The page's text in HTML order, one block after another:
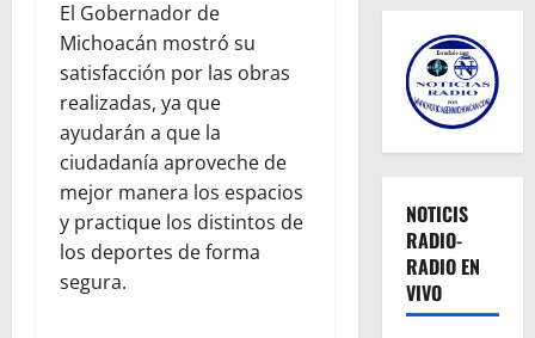
El Gobernador de
Michoacán mostró su
satisfacción por las obras
realizadas, ya que
ayudarán a que la
ciudadanía aproveche de
mejor manera los espacios
y practique los distintos de
los deportes de forma
segura.
NOTICIS
RADIO-
RADIO EN
VIVO